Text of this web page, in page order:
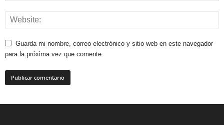
Guarda mi nombre, correo electrónico y sitio web en este navegador
para la próxima vez que comente.